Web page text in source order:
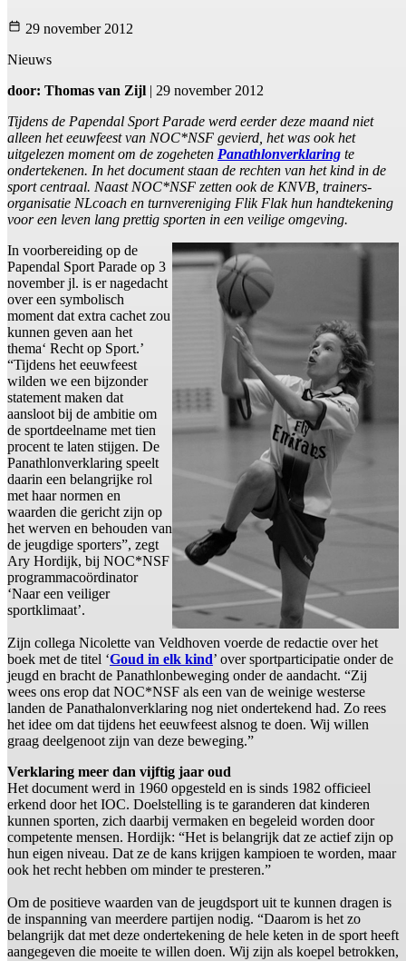
29 november 2012
Nieuws
door: Thomas van Zijl | 29 november 2012
Tijdens de Papendal Sport Parade werd eerder deze maand niet
alleen het eeuwfeest van NOC*NSF gevierd, het was ook het
uitgelezen moment om de zogeheten Panathlonverklaring te
ondertekenen. In het document staan de rechten van het kind in de
sport centraal. Naast NOC*NSF zetten ook de KNVB, trainers-
organisatie NLcoach en turnvereniging Flik Flak hun handtekening
voor een leven lang prettig sporten in een veilige omgeving.
In voorbereiding op de
Papendal Sport Parade op 3
november jl. is er nagedacht
over een symbolisch
moment dat extra cachet zou
kunnen geven aan het
thema‘ Recht op Sport.’
“Tijdens het eeuwfeest
wilden we een bijzonder
statement maken dat
aansloot bij de ambitie om
de sportdeelname met tien
procent te laten stijgen. De
Panathlonverklaring speelt
daarin een belangrijke rol
met haar normen en
waarden die gericht zijn op
het werven en behouden van
de jeugdige sporters”, zegt
Ary Hordijk, bij NOC*NSF
programmacoördinator
‘Naar een veiliger
sportklimaat’.
Zijn collega Nicolette van Veldhoven voerde de redactie over het
boek met de titel ‘Goud in elk kind’ over sportparticipatie onder de
jeugd en bracht de Panathlonbeweging onder de aandacht. “Zij
wees ons erop dat NOC*NSF als een van de weinige westerse
landen de Panathalonverklaring nog niet ondertekend had. Zo rees
het idee om dat tijdens het eeuwfeest alsnog te doen. Wij willen
graag deelgenoot zijn van deze beweging.”
Verklaring meer dan vijftig jaar oud
Het document werd in 1960 opgesteld en is sinds 1982 officieel
erkend door het IOC. Doelstelling is te garanderen dat kinderen
kunnen sporten, zich daarbij vermaken en begeleid worden door
competente mensen. Hordijk: “Het is belangrijk dat ze actief zijn op
hun eigen niveau. Dat ze de kans krijgen kampioen te worden, maar
ook het recht hebben om minder te presteren.”
Om de positieve waarden van de jeugdsport uit te kunnen dragen is
de inspanning van meerdere partijen nodig. “Daarom is het zo
belangrijk dat met deze ondertekening de hele keten in de sport heeft
aangegeven die moeite te willen doen. Wij zijn als koepel betrokken,